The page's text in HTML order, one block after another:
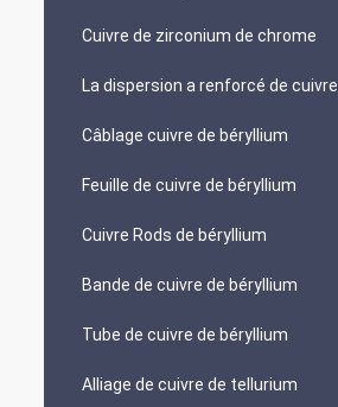
Cuivre de zirconium de chrome
La dispersion a renforcé de cuivre
Câblage cuivre de béryllium
Feuille de cuivre de béryllium
Cuivre Rods de béryllium
Bande de cuivre de béryllium
Tube de cuivre de béryllium
Alliage de cuivre de tellurium